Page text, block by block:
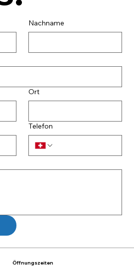
Nachname
Ort
Telefon
Öffnungszeiten